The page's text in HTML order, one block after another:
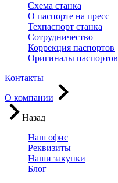
Схема станка
О паспорте на пресс
Техпаспорт станка
Сотрудничество
Коррекция паспортов
Оригиналы паспортов
Контакты
О компании
Назад
Наш офис
Реквизиты
Наши закупки
Блог